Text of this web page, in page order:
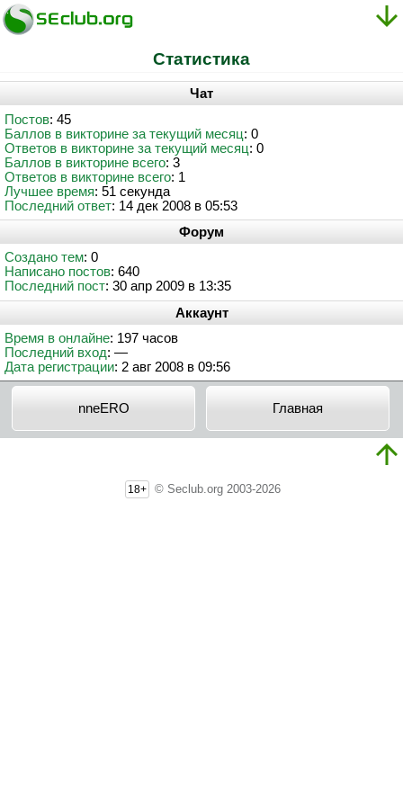
Статистика
Чат
Постов: 45
Баллов в викторине за текущий месяц: 0
Ответов в викторине за текущий месяц: 0
Баллов в викторине всего: 3
Ответов в викторине всего: 1
Лучшее время: 51 секунда
Последний ответ: 14 дек 2008 в 05:53
Форум
Создано тем: 0
Написано постов: 640
Последний пост: 30 апр 2009 в 13:35
Аккаунт
Время в онлайне: 197 часов
Последний вход: —
Дата регистрации: 2 авг 2008 в 09:56
nneERO Главная
18+ © Seclub.org 2003-2026